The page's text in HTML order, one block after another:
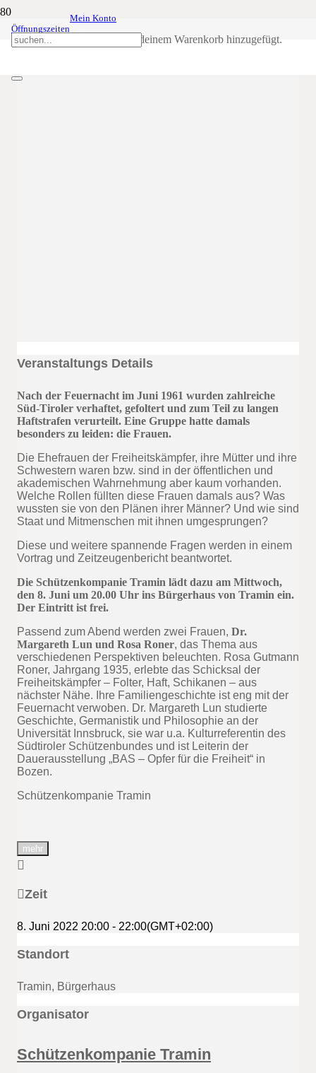
Öffnungszeiten
Mein Konto
wurde deinem Warenkorb hinzugefügt.
08Jun20:0022:00Die Frauen und die
Feuernacht
Veranstaltungs Details
Nach der Feuernacht im Juni 1961 wurden zahlreiche
Süd-Tiroler verhaftet, gefoltert und zum Teil zu langen
Haftstrafen verurteilt. Eine Gruppe hatte damals
besonders zu leiden: die Frauen.
Die Ehefrauen der Freiheitskämpfer, ihre Mütter und ihre
Schwestern waren bzw. sind in der öffentlichen und
akademischen Wahrnehmung aber kaum vorhanden.
Welche Rollen füllten diese Frauen damals aus? Was
wussten sie von den Plänen ihrer Männer? Und wie sind
Staat und Mitmenschen mit ihnen umgesprungen?
Diese und weitere spannende Fragen werden in einem
Vortrag und Zeitzeugenbericht beantwortet.
Die Schützenkompanie Tramin lädt dazu am Mittwoch,
den 8. Juni um 20.00 Uhr ins Bürgerhaus von Tramin ein.
Der Eintritt ist frei.
Passend zum Abend werden zwei Frauen, Dr.
Margareth Lun und Rosa Roner, das Thema aus
verschiedenen Perspektiven beleuchten. Rosa Gutmann
Roner, Jahrgang 1935, erlebte das Schicksal der
Freiheitskämpfer – Folter, Haft, Schikanen – aus
nächster Nähe. Ihre Familiengeschichte ist eng mit der
Feuernacht verwoben. Dr. Margareth Lun studierte
Geschichte, Germanistik und Philosophie an der
Universität Innsbruck, sie war u.a. Kulturreferentin des
Südtiroler Schützenbundes und ist Leiterin der
Dauerausstellung „BAS – Opfer für die Freiheit“ in
Bozen.
Schützenkompanie Tramin
mehr
Zeit
8. Juni 2022 20:00 - 22:00(GMT+02:00)
Standort
Tramin, Bürgerhaus
Organisator
Schützenkompanie Tramin